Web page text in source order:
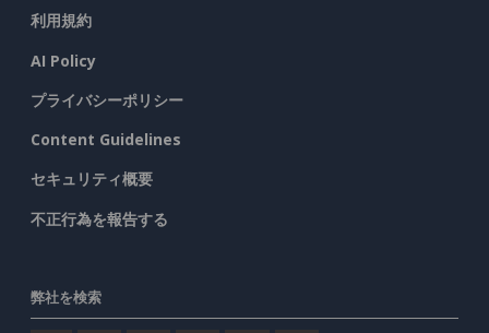
利用規約
AI Policy
プライバシーポリシー
Content Guidelines
セキュリティ概要
不正行為を報告する
弊社を検索